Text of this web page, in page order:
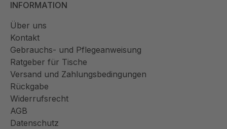
INFORMATION
Über uns
Kontakt
Gebrauchs- und Pflegeanweisung
Ratgeber für Tische
Versand und Zahlungsbedingungen
Rückgabe
Widerrufsrecht
AGB
Datenschutz